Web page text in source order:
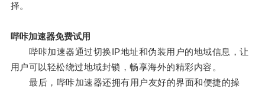
择。
哔咔加速器免费试用
哔咔加速器通过切换IP地址和伪装用户的地域信息，让
用户可以轻松绕过地域封锁，畅享海外的精彩内容。
最后，哔咔加速器还拥有用户友好的界面和便捷的操